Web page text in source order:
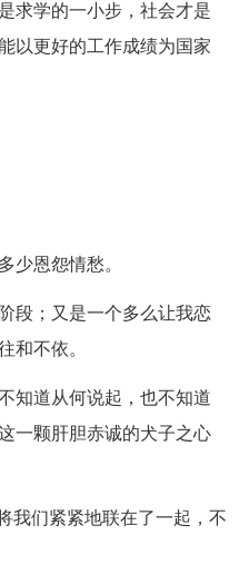
求学的一小步，社会才是
以更好的工作成绩为国家
少恩怨情愁。
段；又是一个多么让我恋
和不依。
知道从何说起，也不知道
一颗肝胆赤诚的犬子之心
我们紧紧地联在了一起，不